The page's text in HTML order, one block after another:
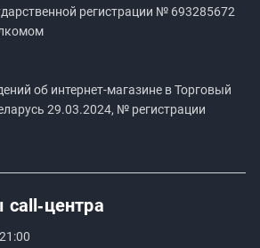
регистрации № 693285672
об интернет-магазине в Торговый
29.03.2024, № регистрации
call‑центра